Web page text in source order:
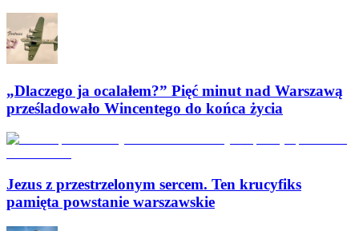
„Dlaczego ja ocalałem?” Pięć minut nad Warszawą
prześladowało Wincentego do końca życia
Jezus z przestrzelonym sercem. Ten krucyfiks
pamięta powstanie warszawskie